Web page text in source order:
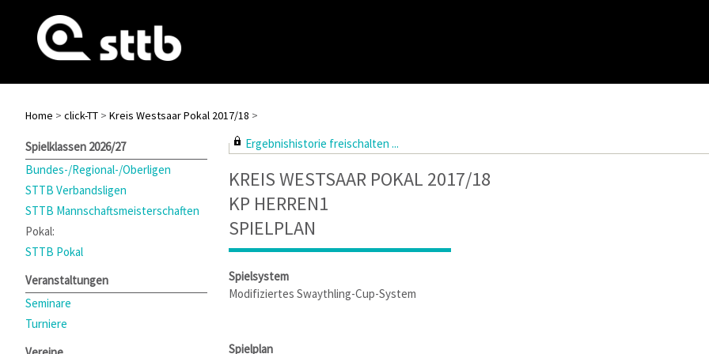
Home > click-TT > Kreis Westsaar Pokal 2017/18 >
Spielklassen 2026/27
Bundes-/Regional-/Oberligen
STTB Verbandsligen
STTB Mannschaftsmeisterschaften
Pokal:
STTB Pokal
Veranstaltungen
Seminare
Turniere
Ergebnishistorie freischalten ...
KREIS WESTSAAR POKAL 2017/18
KP HERREN1
SPIELPLAN
Spielsystem
Modifiziertes Swaythling-Cup-System
Spielplan